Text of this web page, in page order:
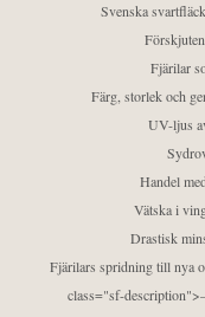
Svenska
Fjärilar
Färg, storlek och
UV-ljus
Handel
Vätska i
Drastisk
Fjärilars spridning till nya
class="sf-